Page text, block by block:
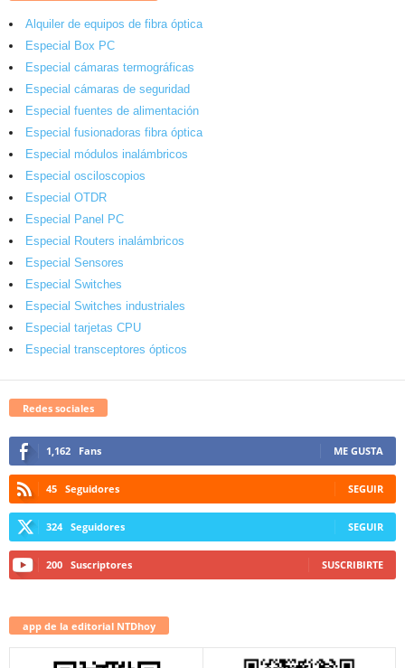
Alquiler de equipos de fibra óptica
Especial Box PC
Especial cámaras termográficas
Especial cámaras de seguridad
Especial fuentes de alimentación
Especial fusionadoras fibra óptica
Especial módulos inalámbricos
Especial osciloscopios
Especial OTDR
Especial Panel PC
Especial Routers inalámbricos
Especial Sensores
Especial Switches
Especial Switches industriales
Especial tarjetas CPU
Especial transceptores ópticos
Redes sociales
1,162 Fans ME GUSTA
45 Seguidores SEGUIR
324 Seguidores SEGUIR
200 Suscriptores SUSCRIBIRTE
app de la editorial NTDhoy